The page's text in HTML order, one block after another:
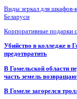
Виды зеркал для шкафов-
Беларуси
Корпоративные подарки
Убийство в колледже в
предотвратить
В Гомельской области
часть земель
В Гомеле загорелся